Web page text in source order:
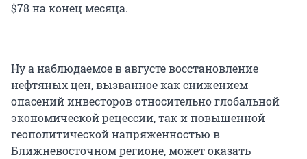
$78 на конец месяца.
Ну а наблюдаемое в августе восстановление
нефтяных цен, вызванное как снижением
опасений инвесторов относительно глобальной
экономической рецессии, так и повышенной
геополитической напряженностью в
Ближневосточном регионе, может оказать